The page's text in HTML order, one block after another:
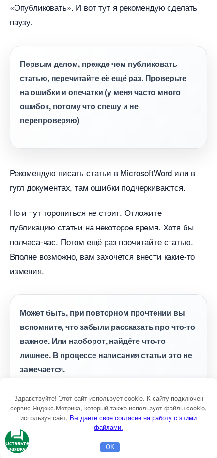
«Опубликовать». И вот тут я рекомендую сделать
паузу.
Первым делом, прежде чем публиковать
статью, перечитайте её ещё раз. Проверьте
на ошибки и опечатки (у меня часто много
ошибок, потому что спешу и не
перепроверяю)
Рекомендую писать статьи в MicrosoftWord или
угл документах, там ошибки подчеркиваются.
Но и тут торопиться не стоит. Отложите
публикацию статьи на некоторое время. Хотя бы
полчаса-час. Потом ещё раз прочитайте статью.
полне возможно, вам захочется внести какие-то
измения.
Может быть, при повторном прочтении вы
спомните, что забыли рассказать про что-то
ажное. Или наоборот, найдёте что-то
лишнее. В процессе написания статьи это не
замечается.
Да и сразу после её написания тоже многого не
идно.
Здравствуйте! Этот сайт использует cookie. К сайту подключен
сервис Яндекс.Метрика, который также использует файлы cookie,
используя сайт, ы даете свое согласие на работу с этими
файлами.
OK
Оставьте
заявку